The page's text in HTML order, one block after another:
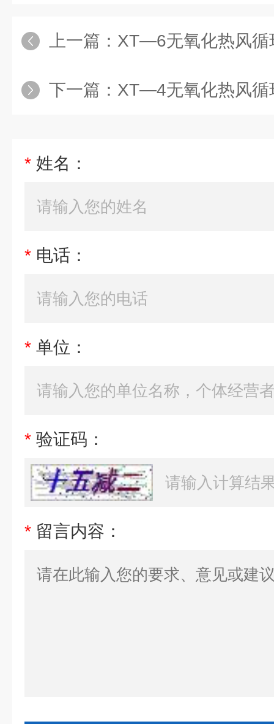
上一篇： XT—6无氧化热风循环
下一篇： XT—4无氧化热风循
* 姓名：
* 电话：
* 单位：
* 验证码：
* 留言内容：